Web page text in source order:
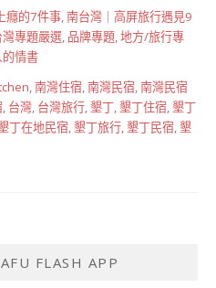
癮的7件事,南台灣｜高屏旅行遇見9
灣專題嚴選, 品牌專題,地方/旅行專
情書
,南灣住宿,南灣民宿,南灣民宿
, 台灣, 台灣旅行, 墾丁, 墾丁住宿, 墾丁
丁在地民宿, 墾丁旅行, 墾丁民宿, 墾
FLASH APP